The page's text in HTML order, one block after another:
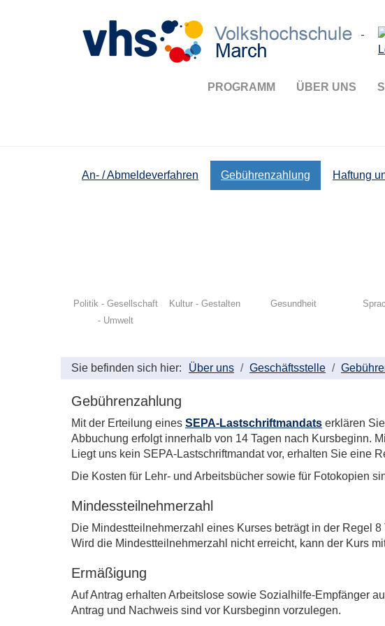
PROGRAMM ÜBER UNS
An- / Abmeldeverfahren Gebührenzahlung Haftung
Politik - Gesellschaft
- Umwelt
Kultur - Gestalten Gesundheit
Sie befinden sich hier: Über uns Geschäftsstelle
Gebührenzahlung
Mit der Erteilung eines SEPA-Lastschriftmandats erklären
Abbuchung erfolgt innerhalb von 14 Tagen nach Kursbeginn.
Liegt uns kein SEPA-Lastschriftmandat vor, erhalten Sie eine
Die Kosten für Lehr- und Arbeitsbücher sowie für Fotokopien
Mindessteilnehmerzahl
Die Mindestteilnehmerzahl eines Kurses beträgt in der Regel 8
Wird die Mindestteilnehmerzahl nicht erreicht, kann der Kurs
Ermäßigung
Auf Antrag erhalten Arbeitslose sowie Sozialhilfe-Empfänger
Antrag und Nachweis sind vor Kursbeginn vorzulegen.